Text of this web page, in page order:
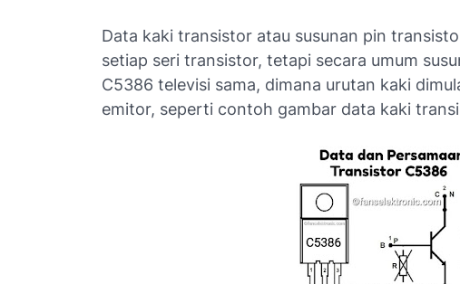
Data kaki transistor atau susunan pin
setiap seri transistor, tetapi secara umum
C5386 televisi sama, dimana urutan kaki
emitor, seperti contoh gambar data kaki